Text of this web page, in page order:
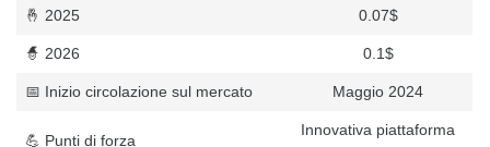
🤞 2025 0.07$
🧙 2026 0.1$
📅 Inizio circolazione sul mercato Maggio 2024
💪 Punti di forza
Innovativa piattaforma